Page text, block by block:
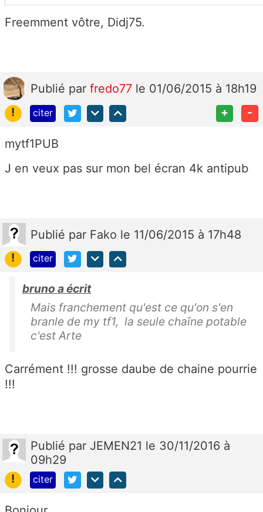
Freemment vôtre, Didj75.
Publié par fredo77 le 01/06/2015 à 18h19
!
citer + -
mytf1PUB
J en veux pas sur mon bel écran 4k antipub
Publié par Fako le 11/06/2015 à 17h48
!
citer
bruno a écrit
Mais franchement qu'est ce qu'on s'en
branle de my tf1, la seule chaîne potable
c'est Arte
Carrément !!! grosse daube de chaine pourrie
!!!
Publié par JEMEN21 le 30/11/2016 à
09h29
!
citer